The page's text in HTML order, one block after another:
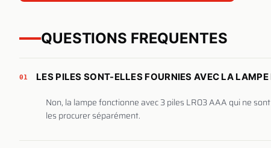
QUESTIONS FREQUENTES
01 LES PILES SONT-ELLES FOURNIES AVEC LA LAMPE
Non, la lampe fonctionne avec 3 piles LR03 AAA qui ne
les procurer séparément.